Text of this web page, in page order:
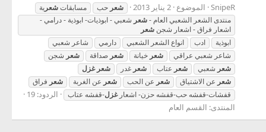
SnipeR الموضوع 2 يناير 2013 شعر حب مسابقاتشعرية
منتدى الشعر الشعبي العام -شعر شعبي - ابوذيات- ابوذية - درامي -
اشعار فراق - اشعار شجن شعر
ابوذية
ادب انواع الشعر الشعبي دارمي
شاعر شعبي
شاعر شعبي عراقي
شعر خيانة شعر صداقة شعر شجن
شعر شعبي شعر عتاب شعر غدر شعر غزل
شعر عن الاشتياق شعر عن الحب شعر عن الغربة شعر فراق
قفشات-قفشه حب-قفشه حزن- اشعارغزل-قفشه عتاب
الردود: 19
المنتدى: القسم العام